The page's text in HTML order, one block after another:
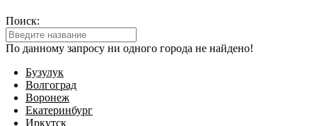
Поиск:
По данному запросу ни одного города не найдено!
Бузулук
Волгоград
Воронеж
Екатеринбург
Иркутск